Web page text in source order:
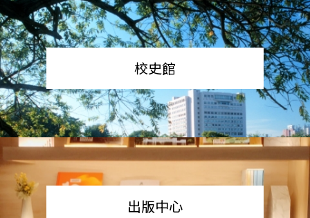
校史館
出版中心